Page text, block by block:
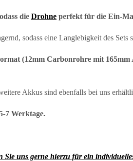
die Drohne perfekt für die Ein-
sodass eine Langlebigkeit des Sets
(12mm Carbonrohre mit
Akkus sind ebenfalls bei uns
7 Werktage.
Sie uns gerne hierzu für ein